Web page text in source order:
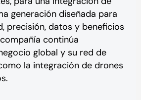
generación diseñada para
precisión, datos y beneficios
continúa
global y su red de
la integración de drones